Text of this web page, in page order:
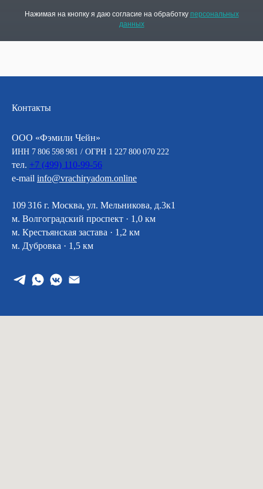
Нажимая на кнопку я даю согласие на обработку персональных
данных
Контакты
ООО «Фэмили Чейн»
ИНН 7 806 598 981 / ОГРН 1 227 800 070 222
тел. +7 (499) 110-99-56
e-mail info@vrachiryadom.online
109 316 г. Москва, ул. Мельникова, д.3к1
м. Волгоградский проспект · 1,0 км
м. Крестьянская застава · 1,2 км
м. Дубровка · 1,5 км